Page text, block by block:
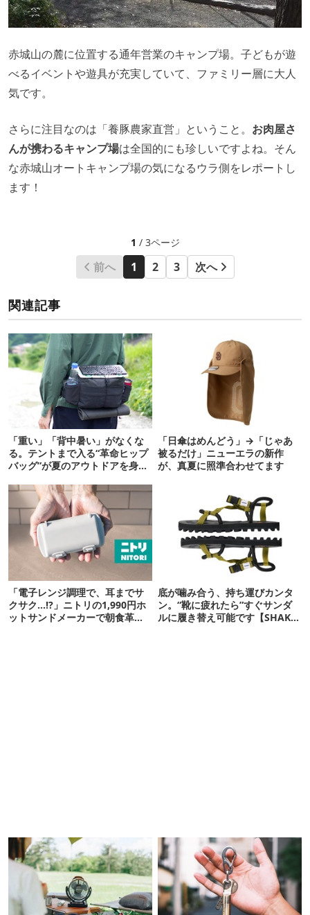
赤城山の麓に位置する通年営業のキャンプ場。子どもが遊
べるイベントや遊具が充実していて、ファミリー層に大人
気です。
さらに注目なのは「養豚農家直営」ということ。 お肉屋さ
んが携わるキャンプ場は全国的にも珍しいですよね。そん
な赤城山オートキャンプ場の気になるウラ側をレポートし
ます！
1 / 3ページ
前へ 1 2 3 次へ
関連記事
「重い」「背中暑い」がなくな
る。テントまで入る“革命ヒップ
バッグ”が夏のアウトドアを身軽
「日傘はめんどう」→「じゃあ
被るだけ」ニューエラの新作
が、真夏に照準合わせてます
「電子レンジ調理で、耳までサ
クサク…!?」ニトリの1,990円ホ
ットサンドメーカーで朝食革命
底が噛み合う、持ち運びカンタ
ン。“靴に疲れたら”すぐサンダ
ルに履き替え可能です【SHAKA